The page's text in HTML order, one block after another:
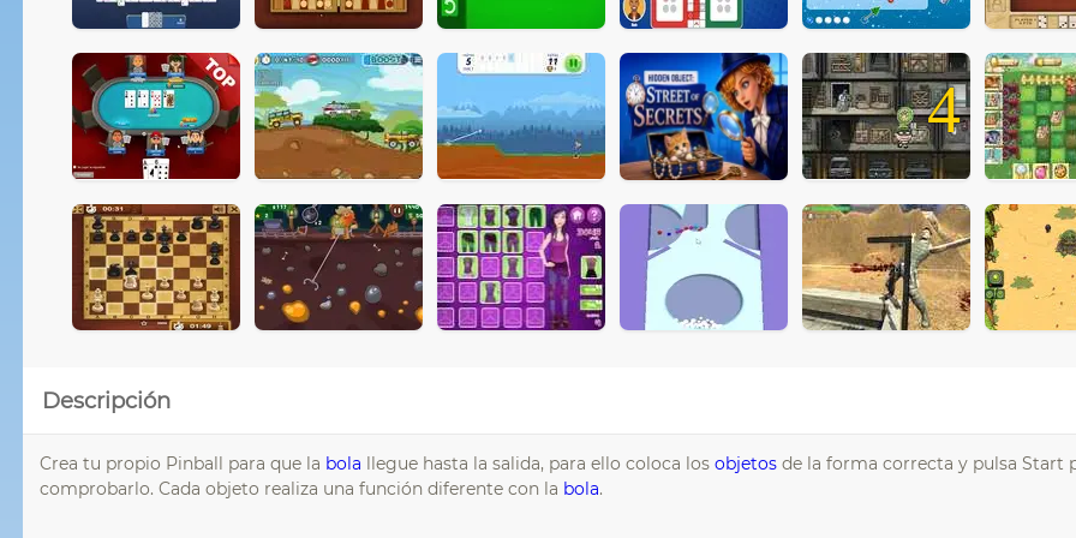
4
Descripción
Crea tu propio Pinball para que la bola llegue hasta la salida, para ello coloca los objetos de la forma correcta y pulsa Start
comprobarlo. Cada objeto realiza una función diferente con la bola.